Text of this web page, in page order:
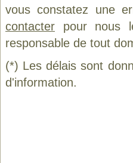
vous constatez une
contacter pour nous
responsable de tout
(*) Les délais sont
d'information.